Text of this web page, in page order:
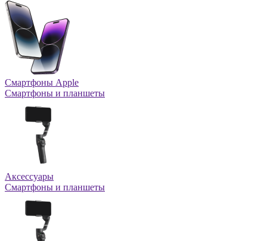
Смартфоны Apple
Смартфоны и планшеты
Аксессуары
Смартфоны и планшеты